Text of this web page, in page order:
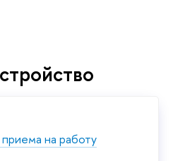
на работу